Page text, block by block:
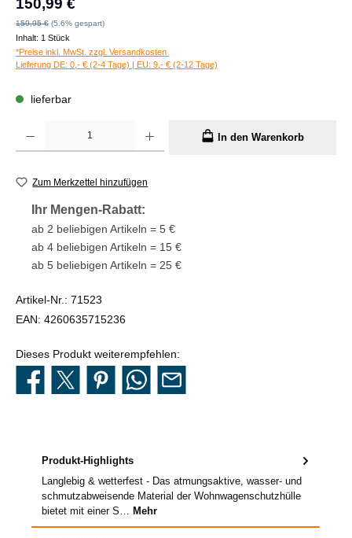
150,99 €
Regulärer Preis:
159,95 € (5.6% gespart)
Inhalt: 1 Stück
*Preise inkl. MwSt. zzgl. Versandkosten
Lieferung DE: 0,- € (2-4 Tage) | EU: 9,- € (2-12 Tage)
lieferbar
In den Warenkorb
Zum Merkzettel hinzufügen
Ihr Mengen-Rabatt:
ab 2 beliebigen Artikeln = 5 €
ab 4 beliebigen Artikeln = 15 €
ab 5 beliebigen Artikeln = 25 €
Artikel-Nr.: 71523
EAN: 4260635715236
Dieses Produkt weiterempfehlen:
Produkt-Highlights
Langlebig & wetterfest - Das atmungsaktive, wasser- und
schmutzabweisende Material der Wohnwagenschutzhülle
bietet mit einer S… Mehr